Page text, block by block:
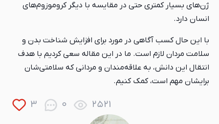
ژن‌های بسیار کمتری حتی در مقایسه با دیگر کروموزوم‌های
انسان دارد.
با این حال کسب آگاهی در مورد برای افزایش شناخت بدن و
سلامت مردان لازم است. ما در این مقاله سعی کردیم با هدف
انتقال این دانش، به علاقه‌مندان و مردانی که سلامتی‌شان
برایشان مهم است، کمک کنیم.
3 0 2521